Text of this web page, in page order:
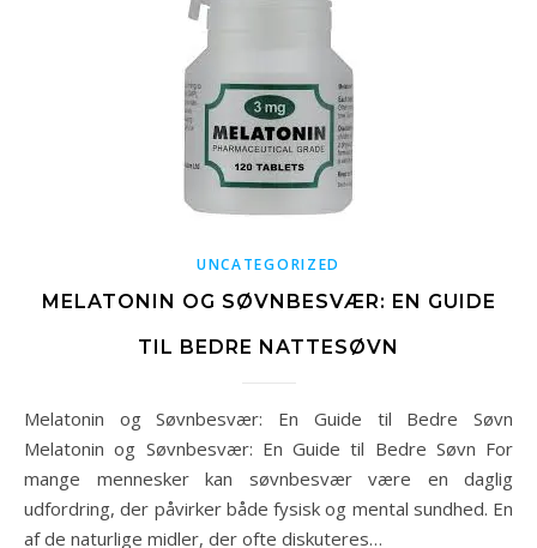
UNCATEGORIZED
MELATONIN OG SØVNBESVÆR: EN GUIDE
TIL BEDRE NATTESØVN
Melatonin og Søvnbesvær: En Guide til Bedre Søvn
Melatonin og Søvnbesvær: En Guide til Bedre Søvn For
mange mennesker kan søvnbesvær være en daglig
udfordring, der påvirker både fysisk og mental sundhed. En
af de naturlige midler, der ofte diskuteres…